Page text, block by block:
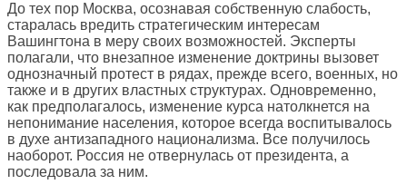
До тех пор Москва, осознавая собственную слабость,
старалась вредить стратегическим интересам
Вашингтона в меру своих возможностей. Эксперты
полагали, что внезапное изменение доктрины вызовет
однозначный протест в рядах, прежде всего, военных, но
также и в других властных структурах. Одновременно,
как предполагалось, изменение курса натолкнется на
непонимание населения, которое всегда воспитывалось
в духе антизападного национализма. Все получилось
наоборот. Россия не отвернулась от президента, а
последовала за ним.